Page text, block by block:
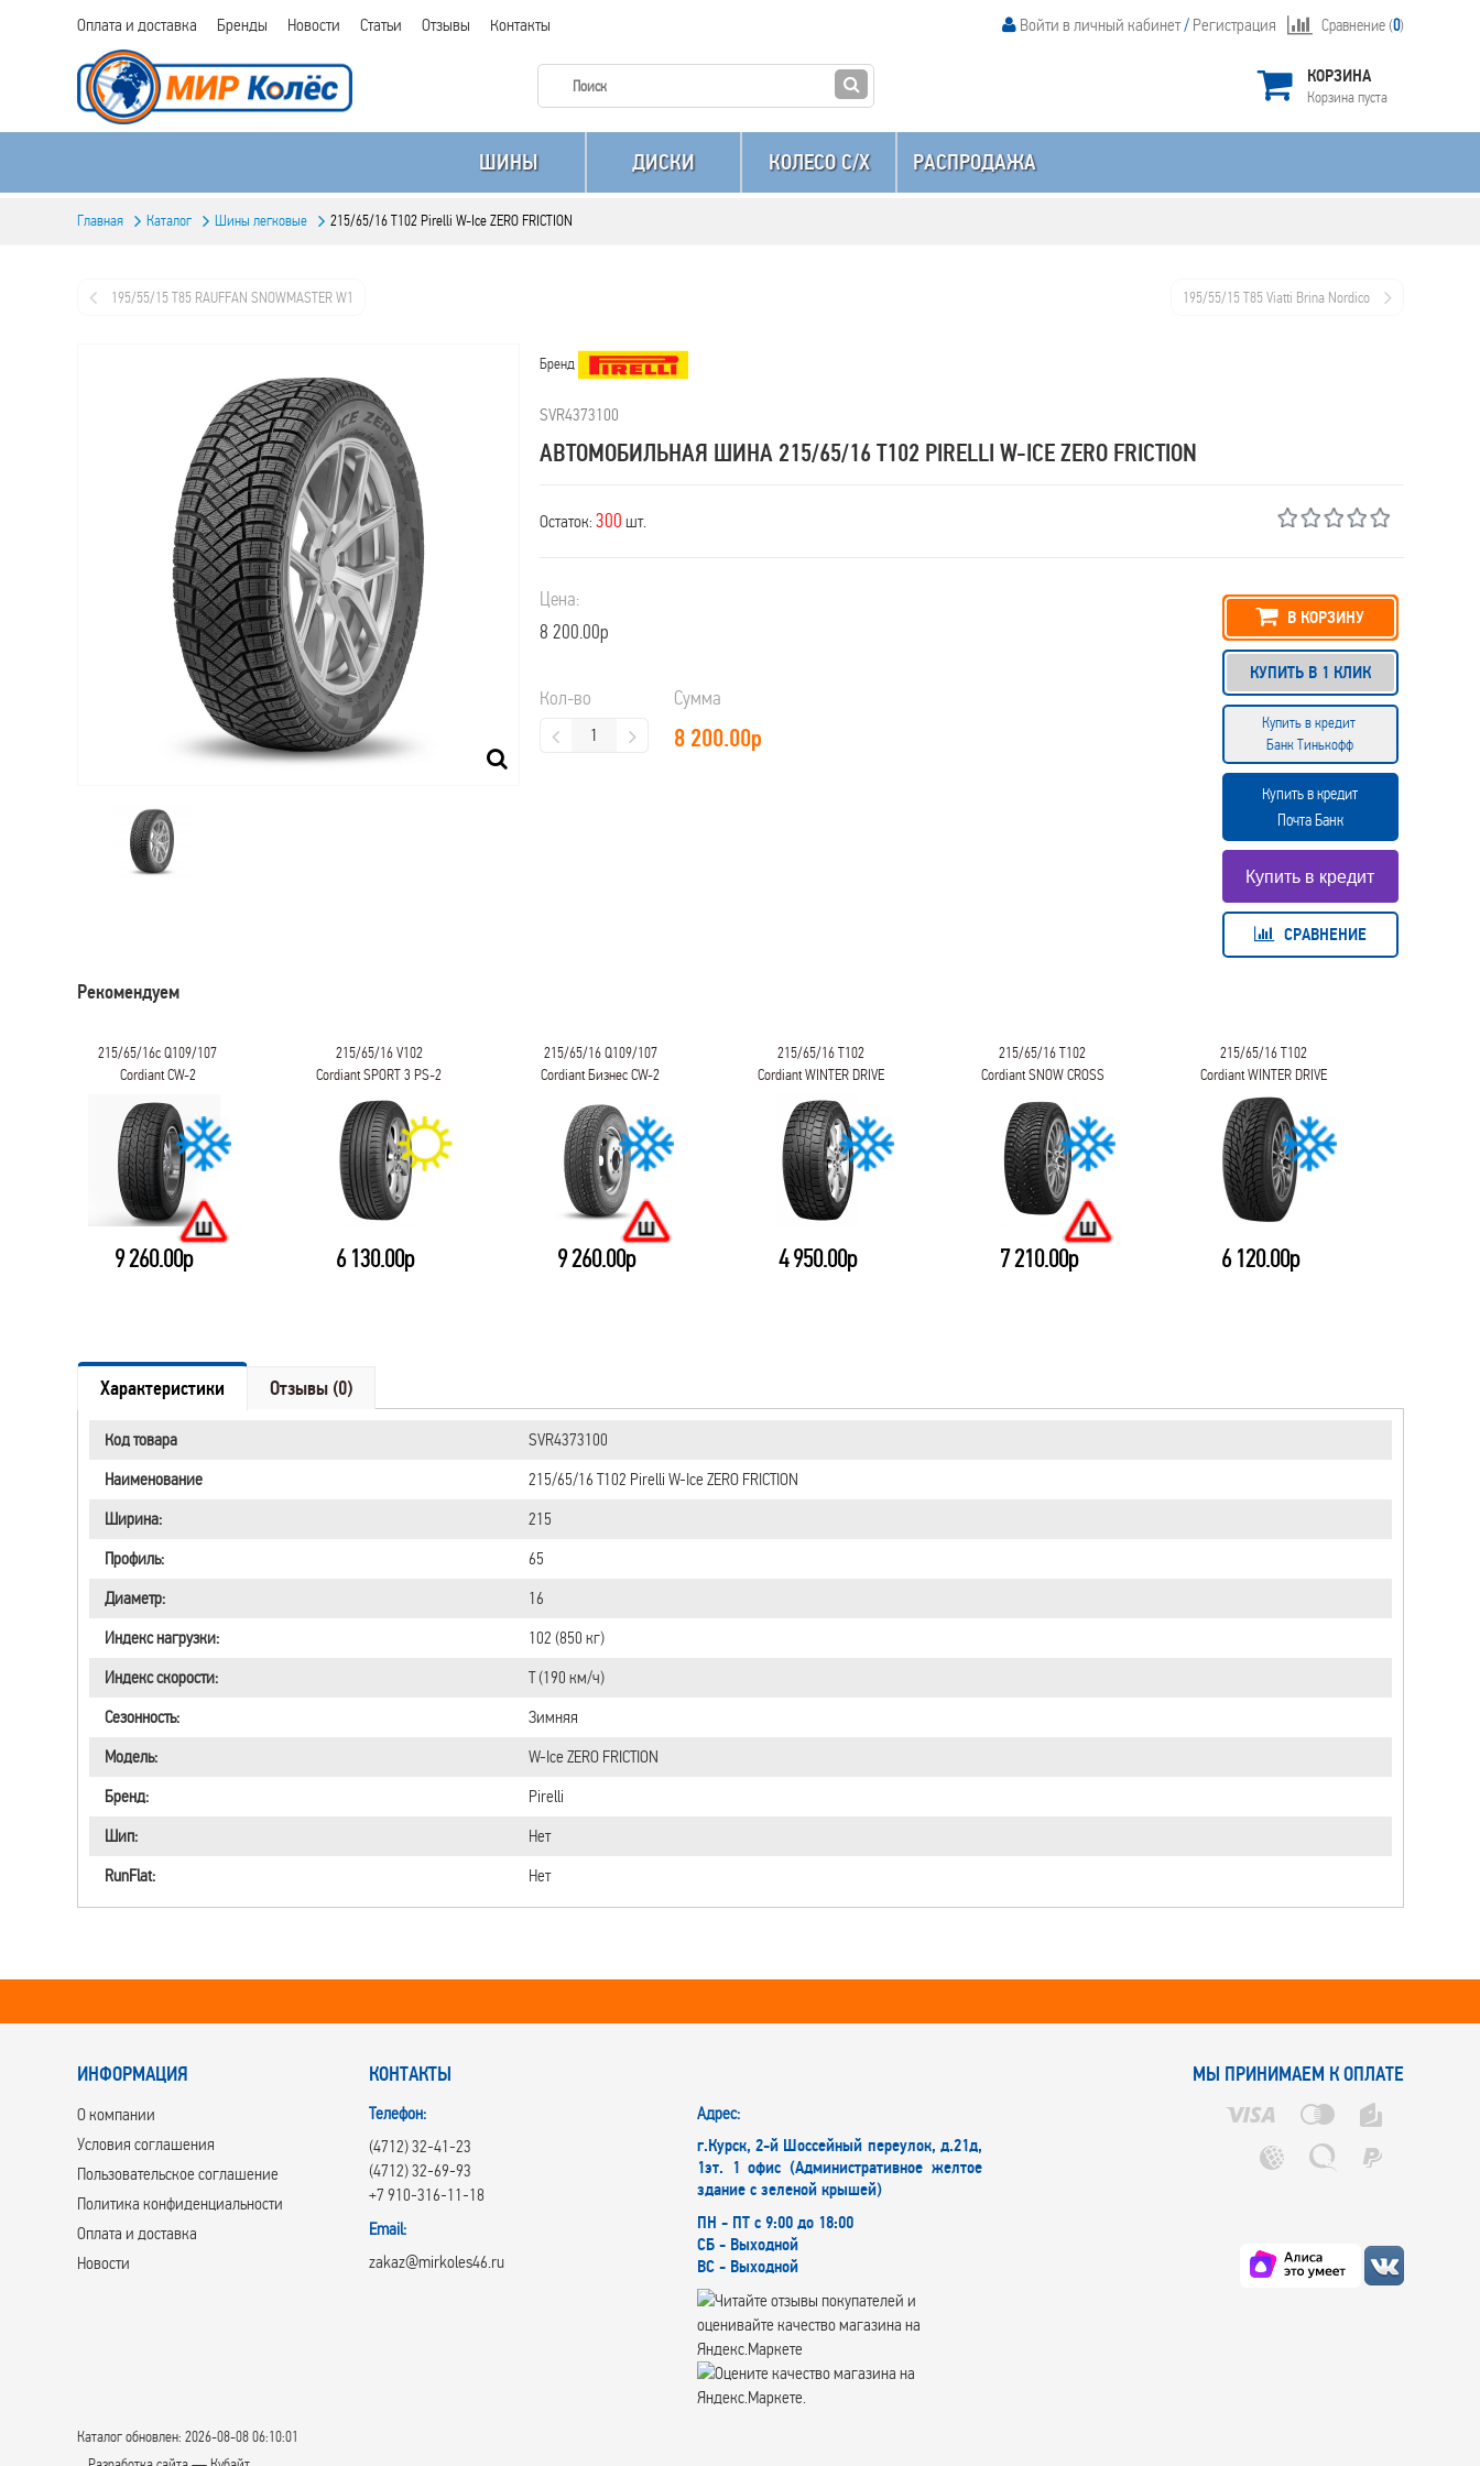
Оплата и доставка Бренды Новости Статьи Отзывы Контакты Сравнение (0)
Войти в личный кабинет/ Регистрация
КОРЗИНА
Корзина пуста
ШИНЫ ДИСКИ КОЛЕСО C/X РАСПРОДАЖА
Главная Каталог Шины легковые 215/65/16 T102 Pirelli W-Ice ZERO FRICTION
195/55/15 T85 RAUFFAN SNOWMASTER W1 195/55/15 T85 Viatti Brina Nordico
Бренд
SVR4373100
АВТОМОБИЛЬНАЯ ШИНА 215/65/16 T102 PIRELLI W-ICE ZERO FRICTION
Остаток: 300 шт.
Цена:
8 200.00р
Кол-во Сумма
8 200.00р
В КОРЗИНУ
КУПИТЬ В 1 КЛИК
Купить в кредит
Банк Тинькофф
Купить в кредит
Почта Банк
СРАВНЕНИЕ
Рекомендуем
215/65/16c Q109/107
Cordiant CW-2
9 260.00р
215/65/16 V102
Cordiant SPORT 3 PS-2
6 130.00р
215/65/16 Q109/107
Cordiant Бизнес CW-2
9 260.00р
215/65/16 T102
Cordiant WINTER DRIVE
PW-1
4 950.00р
215/65/16 T102
Cordiant SNOW CROSS
2
7 210.00р
215/65/16 T102
Cordiant WINTER DRIVE
2 SUV
6 120.00р
Характеристики Отзывы (0)
Код товара
SVR4373100
Наименование
215/65/16 T102 Pirelli W-Ice ZERO FRICTION
Ширина:
215
Профиль:
65
Диаметр:
16
Индекс нагрузки:
102 (850 кг)
Индекс скорости:
T (190 км/ч)
Сезонность:
Зимняя
Модель:
W-Ice ZERO FRICTION
Бренд:
Pirelli
Шип:
Нет
RunFlat:
Нет
ИНФОРМАЦИЯ
О компании
Условия соглашения
Пользовательское соглашение
Политика конфиденциальности
Оплата и доставка
Новости
МЫ ПРИНИМАЕМ К ОПЛАТЕ
КОНТАКТЫ
Телефон:
(4712) 32-41-23
(4712) 32-69-93
+7 910-316-11-18
Email:
zakaz@mirkoles46.ru
Адрес:
г.Курск, 2-й Шоссейный переулок, д.21д,
1эт. 1 офис (Административное желтое
здание с зеленой крышей)
ПН - ПТ с 9:00 до 18:00
СБ - Выходной
ВС - Выходной
Каталог обновлен: 2026-08-08 06:10:01